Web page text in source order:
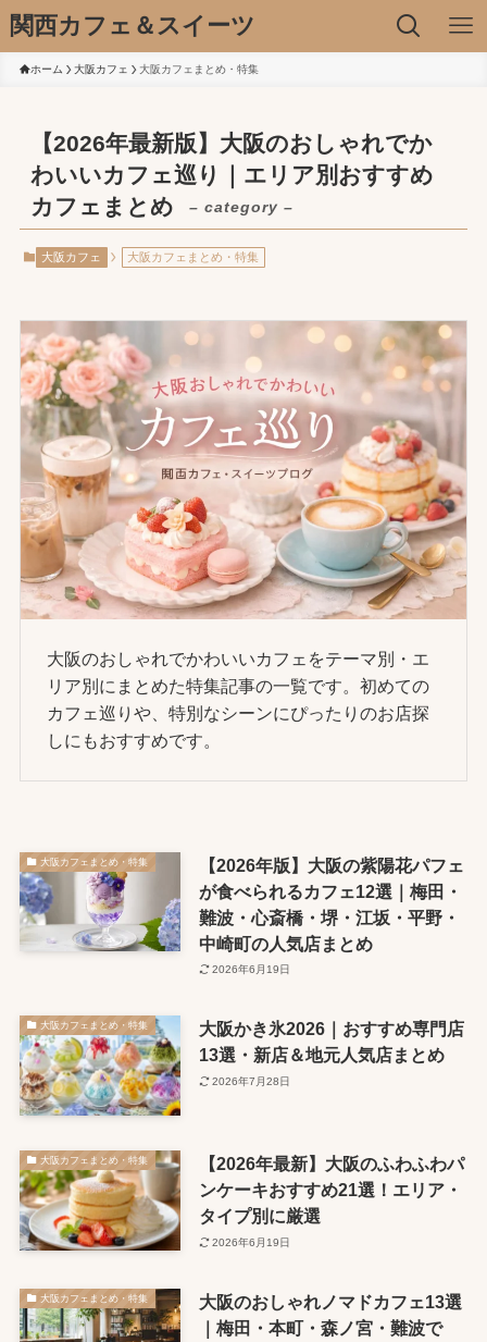
関西カフェ＆スイーツ
ホーム 大阪カフェ 大阪カフェまとめ・特集
【2026年最新版】大阪のおしゃれでか
わいいカフェ巡り｜エリア別おすすめ
カフェまとめ
– category –
大阪カフェ 大阪カフェまとめ・特集
大阪のおしゃれでかわいいカフェをテーマ別・エ
リア別にまとめた特集記事の一覧です。初めての
カフェ巡りや、特別なシーンにぴったりのお店探
しにもおすすめです。
大阪カフェまとめ・特集
【2026年版】大阪の紫陽花パフェ
が食べられるカフェ12選｜梅田・
難波・心斎橋・堺・江坂・平野・
中崎町の人気店まとめ
2026年6月19日
大阪カフェまとめ・特集
大阪かき氷2026｜おすすめ専門店
13選・新店＆地元人気店まとめ
2026年7月28日
大阪カフェまとめ・特集
【2026年最新】大阪のふわふわパ
ンケーキおすすめ21選！エリア・
タイプ別に厳選
2026年6月19日
大阪カフェまとめ・特集
大阪のおしゃれノマドカフェ13選
｜梅田・本町・森ノ宮・難波で